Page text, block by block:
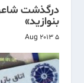
درگذشت
بنوازید»
5 Aug 2013